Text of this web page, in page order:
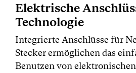
Elektrische
Technologie
Integrierte Anschlüsse für
Stecker ermöglichen das
Benutzen von